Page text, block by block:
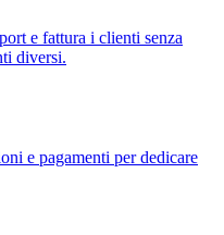
e fattura i clienti senza
diversi.
e pagamenti per dedicare